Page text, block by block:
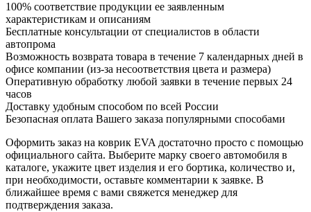
100% соответствие продукции ее заявленным
характеристикам и описаниям
Бесплатные консультации от специалистов в области
автопрома
Возможность возврата товара в течение 7 календарных дней в
офисе компании (из-за несоответствия цвета и размера)
Оперативную обработку любой заявки в течение первых 24
часов
Доставку удобным способом по всей России
Безопасная оплата Вашего заказа популярными способами
Оформить заказ на коврик EVA достаточно просто с помощью
официального сайта. Выберите марку своего автомобиля в
каталоге, укажите цвет изделия и его бортика, количество и,
при необходимости, оставьте комментарии к заявке. В
ближайшее время с вами свяжется менеджер для
подтверждения заказа.